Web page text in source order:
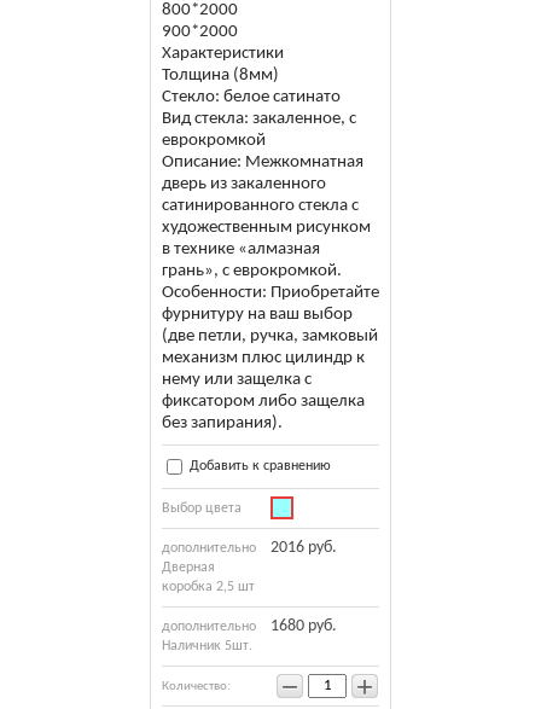
800*2000
900*2000
Характеристики
Толщина (8мм)
Стекло: белое сатинато
Вид стекла: закаленное, с
еврокромкой
Описание: Межкомнатная
дверь из закаленного
сатинированного стекла с
художественным рисунком
в технике «алмазная
грань», с еврокромкой.
Особенности: Приобретайте
фурнитуру на ваш выбор
(две петли, ручка, замковый
механизм плюс цилиндр к
нему или защелка с
фиксатором либо защелка
без запирания).
Добавить к сравнению
Выбор цвета
дополнительно
Дверная
коробка 2,5 шт
2016 руб.
дополнительно
Наличник 5шт.
1680 руб.
Количество: − +